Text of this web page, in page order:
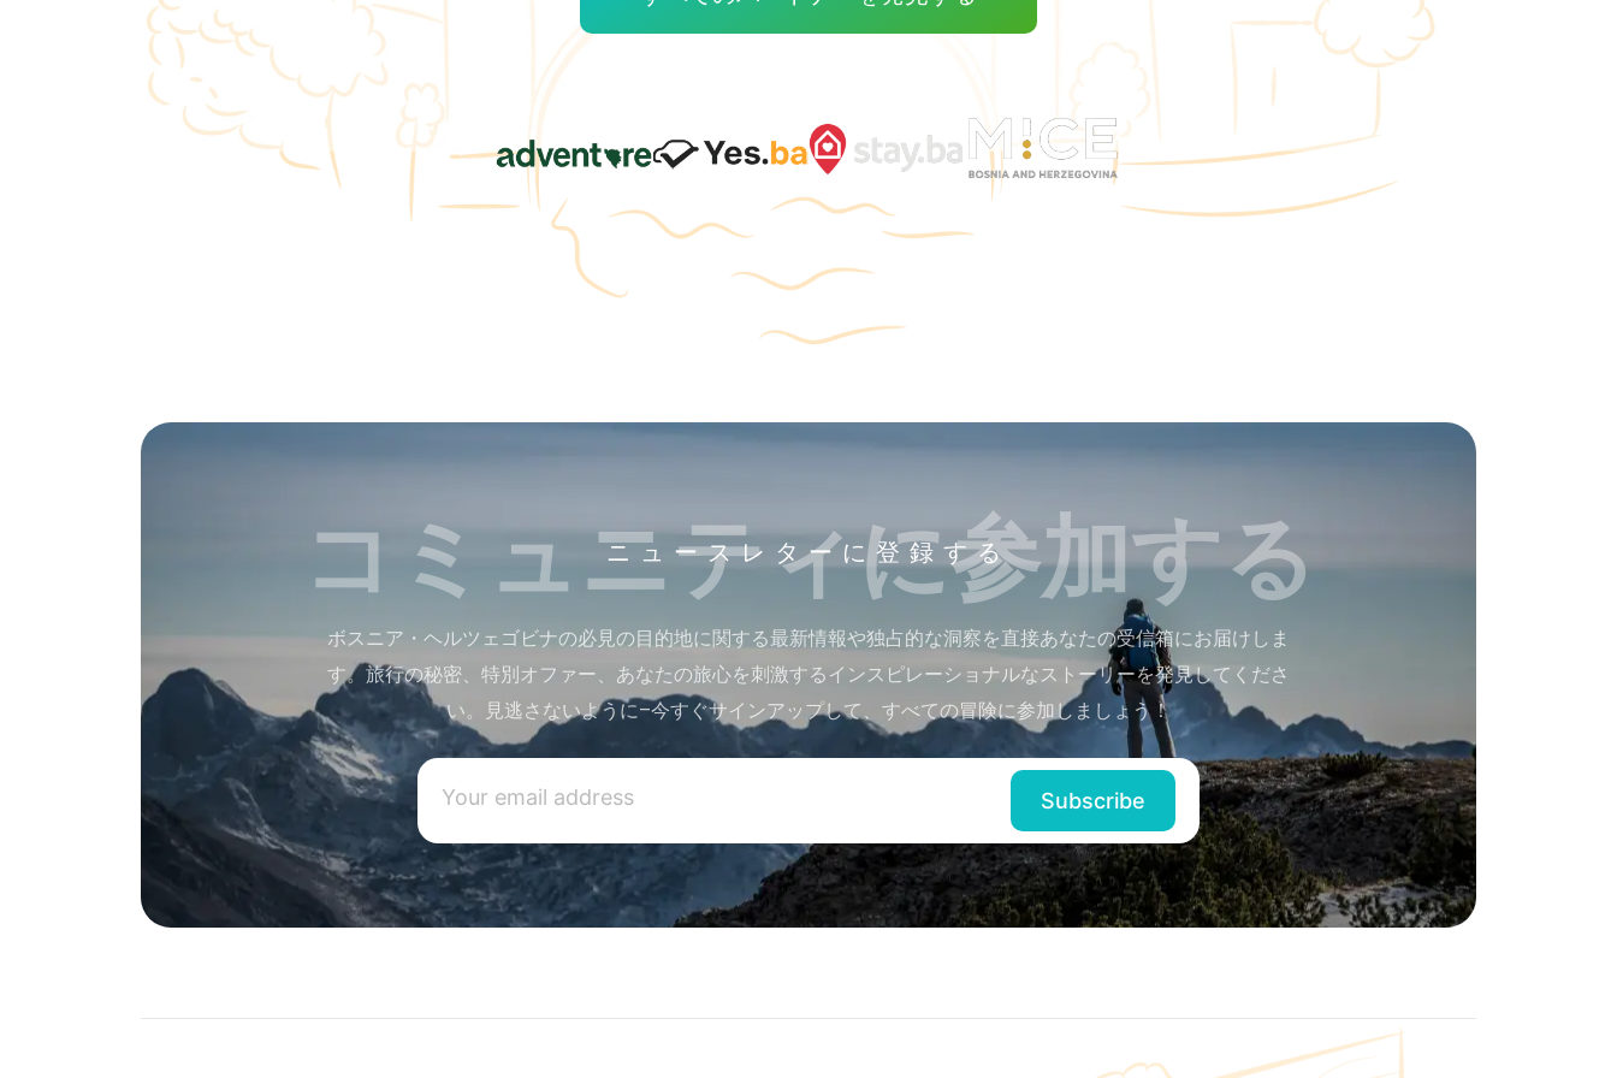
ニュースレターに登録する
コミュニティに参加する
ボスニア・ヘルツェゴビナの必見の目的地に関する最新情報や独占的な洞察を直接あなたの受信箱にお届けしま
す。旅行の秘密、特別オファー、あなたの旅心を刺激するインスピレーショナルなストーリーを発見してくださ
い。見逃さないように–今すぐサインアップして、すべての冒険に参加しましょう！